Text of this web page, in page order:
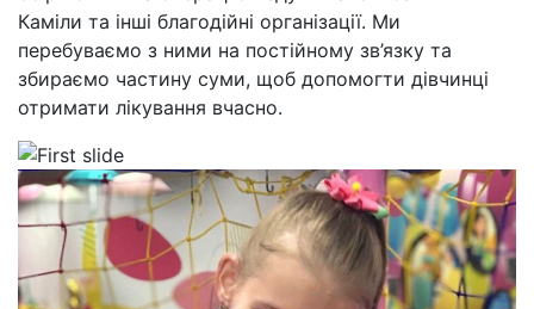
Каміли та інші благодійні організації. Ми
перебуваємо з ними на постійному зв’язку та
збираємо частину суми, щоб допомогти дівчинці
отримати лікування вчасно.